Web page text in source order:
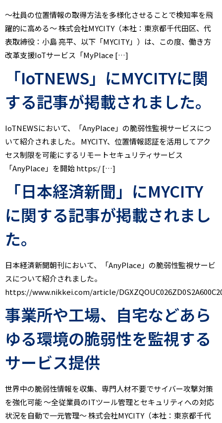
～社員の位置情報の取得方法を多様化させることで検知率を飛
躍的に高める～ 株式会社MYCITY（本社：東京都千代田区、代
表取締役：小島 亮平、以下「MYCITY」）は、この度、働き方
改革支援IoTサービス「MyPlace […]
「IoTNEWS」にMYCITYに関
する記事が掲載されました。
IoTNEWSにおいて、「AnyPlace」の脆弱性監視サービスにつ
いて紹介されました。 MYCITY、位置情報認証を活用してアク
セス制限を可能にするリモートセキュリティサービス
「AnyPlace」を開始 https:/ […]
「日本経済新聞」にMYCITY
に関する記事が掲載されまし
た。
日本経済新聞朝刊において、「AnyPlace」の脆弱性監視サービ
スについて紹介されました。
https://www.nikkei.com/article/
事業所や工場、自宅などあら
ゆる環境の脆弱性を監視する
サービス提供
世界中の脆弱性情報を収集、専門人材不要でサイバー攻撃対策
を強化可能 ～全従業員のITツール管理とセキュリティへの対応
状況を自動で一元管理～ 株式会社MYCITY（本社：東京都千代